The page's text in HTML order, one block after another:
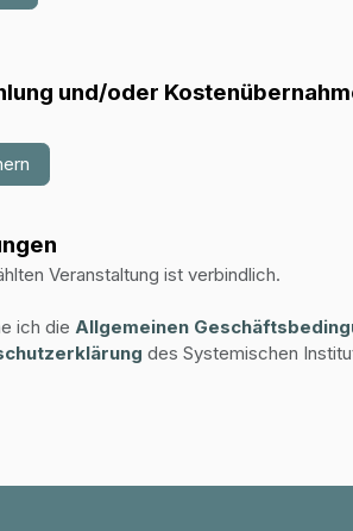
und/oder
Veranstaltung ist verbindlich.
ich die Allgemei​nen
des Systemischen